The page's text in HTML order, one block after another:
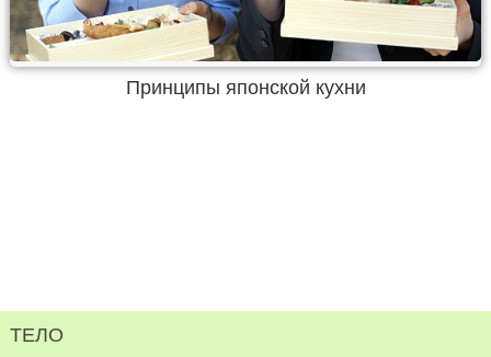
Принципы японской кухни
ТЕЛО